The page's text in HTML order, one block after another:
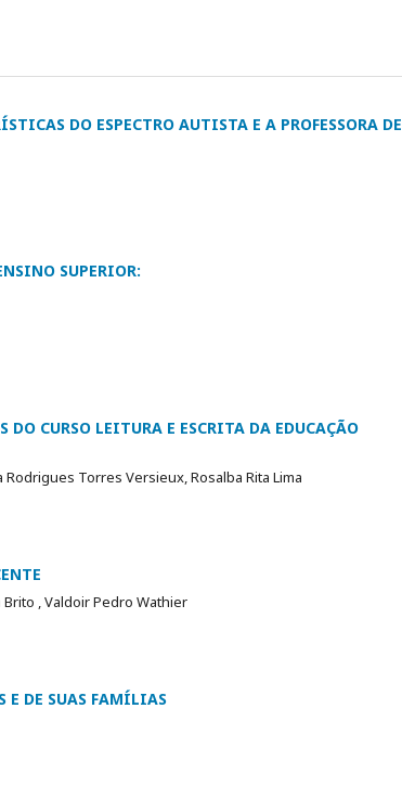
DO ESPECTRO AUTISTA E A PROFESSORA DE
SUPERIOR:
DO CURSO LEITURA E ESCRITA DA EDUCAÇÃO
Torres Versieux, Rosalba Rita Lima
, Valdoir Pedro Wathier
E DE SUAS FAMÍLIAS